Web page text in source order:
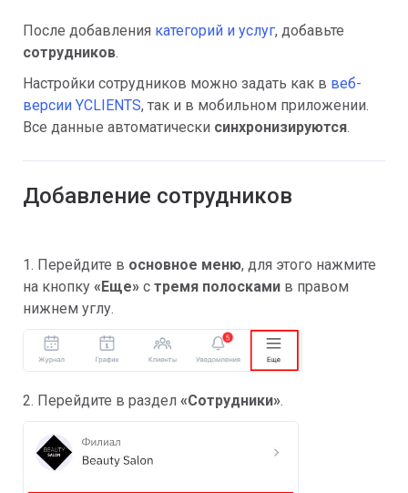
После добавления категорий и услуг, добавьте
сотрудников.
Настройки сотрудников можно задать как в веб-
версии YCLIENTS, так и в мобильном приложении.
Все данные автоматически синхронизируются.
Добавление сотрудников
1. Перейдите в основное меню, для этого нажмите
на кнопку «Еще» с тремя полосками в правом
нижнем углу.
2. Перейдите в раздел «Сотрудники».